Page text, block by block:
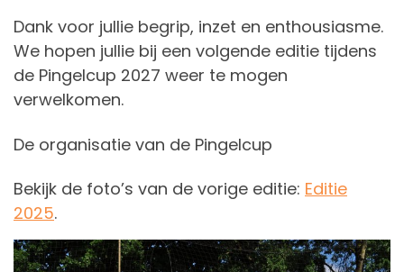
Dank voor jullie begrip, inzet en enthousiasme.
We hopen jullie bij een volgende editie tijdens
de Pingelcup 2027 weer te mogen
verwelkomen.
De organisatie van de Pingelcup
Bekijk de foto’s van de vorige editie: Editie
2025.